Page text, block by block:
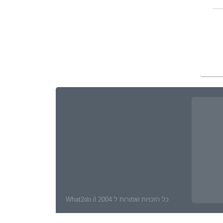
כל הזכויות שמורות ל What2do.il 2004